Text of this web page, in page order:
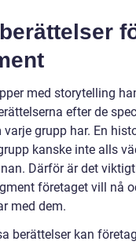
med storytelling
efter de
grupp har. En
kanske inte alls
Därför är det
företaget vill nå
med dem.
berättelser kan